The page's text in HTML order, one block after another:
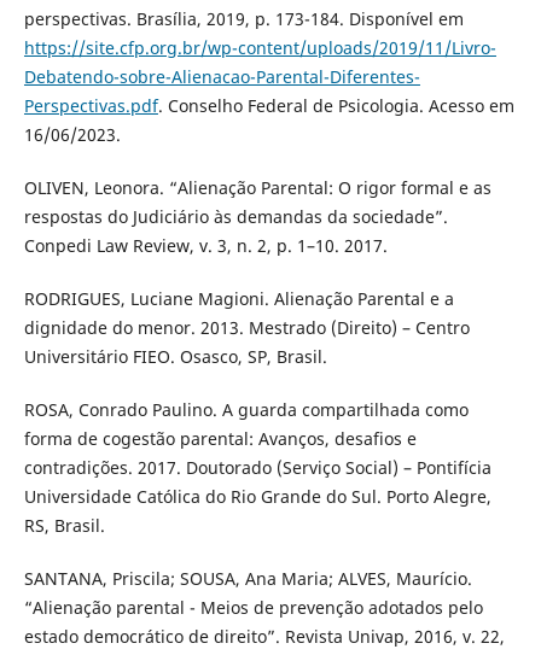
perspectivas. Brasília, 2019, p. 173-184. Disponível em
https://site.cfp.org.br/wp-content/uploads/2019/11/Livro-
Debatendo-sobre-Alienacao-Parental-Diferentes-
Perspectivas.pdf. Conselho Federal de Psicologia. Acesso em
16/06/2023.
OLIVEN, Leonora. “Alienação Parental: O rigor formal e as
respostas do Judiciário às demandas da sociedade”.
Conpedi Law Review, v. 3, n. 2, p. 1–10. 2017.
RODRIGUES, Luciane Magioni. Alienação Parental e a
dignidade do menor. 2013. Mestrado (Direito) – Centro
Universitário FIEO. Osasco, SP, Brasil.
ROSA, Conrado Paulino. A guarda compartilhada como
forma de cogestão parental: Avanços, desafios e
contradições. 2017. Doutorado (Serviço Social) – Pontifícia
Universidade Católica do Rio Grande do Sul. Porto Alegre,
RS, Brasil.
SANTANA, Priscila; SOUSA, Ana Maria; ALVES, Maurício.
“Alienação parental - Meios de prevenção adotados pelo
estado democrático de direito”. Revista Univap, 2016, v. 22,